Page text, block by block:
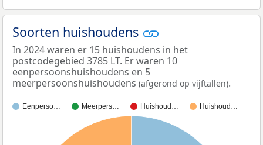
Soorten huishoudens
In 2024 waren er 15 huishoudens in het
postcodegebied 3785 LT. Er waren 10
eenpersoonshuishoudens en 5
meerpersoonshuishoudens (afgerond op vijftallen).
Eenperso… Meerpers… Huishoud… Huishoud…